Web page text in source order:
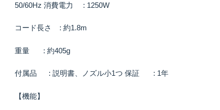
50/60Hz 消費電力 : 1250W
コード⻑さ : 約1.8m
重量 : 約405g
付属品 : 説明書、ノズル小1つ 保証 : 1年
【機能】